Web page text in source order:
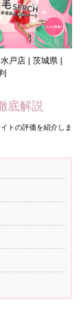
戸店 | 茨城県 |
底解説
トの評価を紹介しま